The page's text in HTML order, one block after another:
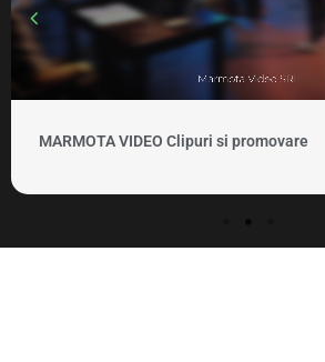
MARMOTA VIDEO Clipuri si promovare